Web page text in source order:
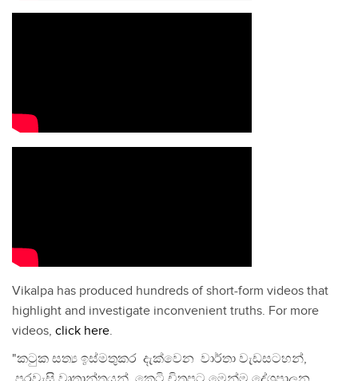
Vikalpa has produced hundreds of short-form videos that
highlight and investigate inconvenient truths. For more
videos, click here.
"කටුක සත්‍ය ඉස්මතුකර දැක්වෙන වාර්තා වැඩසටහන්,